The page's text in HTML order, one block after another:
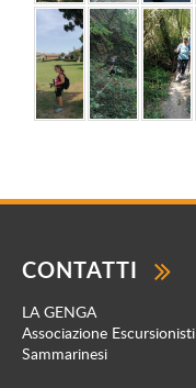
CONTATTI
LA GENGA
Associazione Escursionisti
Sammarinesi